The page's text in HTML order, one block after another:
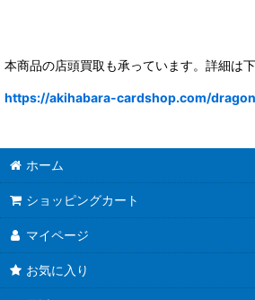
本商品の店頭買取も承っています。詳細は
https://akihabara-cardshop.com/
ホーム
ショッピングカート
マイページ
お気に入り